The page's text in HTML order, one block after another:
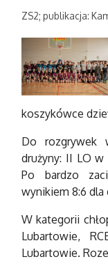
ZS2; publikacja:
koszykówce
Do rozgrywek
drużyny: II LO
Po bardzo
wynikiem 8:6 dla
W kategorii
Lubartowie,
Lubartowie.